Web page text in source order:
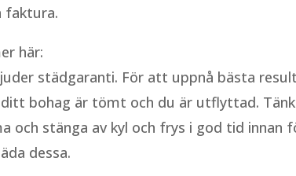
faktura.
här:
städgaranti. För att uppnå bästa
bohag är tömt och du är utflyttad.
och stänga av kyl och frys i god tid innan
dessa.